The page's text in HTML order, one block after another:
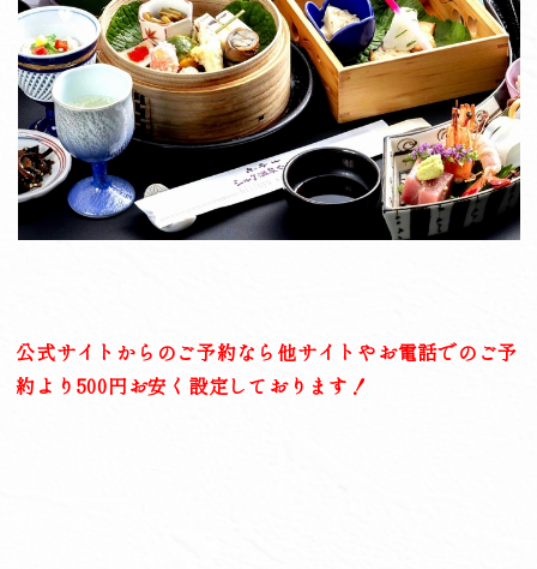
公式サイトからのご予約なら他サイトやお電話でのご予
約より500円お安く設定しております！